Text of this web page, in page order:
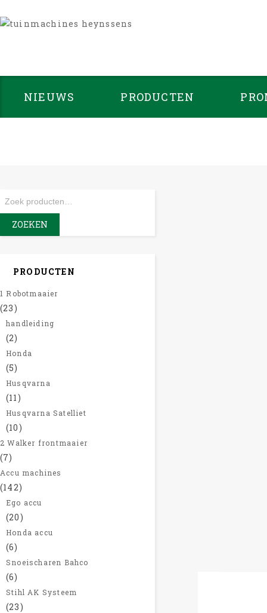
NIEUWS PRODUCTEN
ZOEKEN
PRODUCTEN
1 Robotmaaier
(23)
handleiding
(2)
Honda
(5)
Husqvarna
(11)
Husqvarna Satelliet
(10)
2 Walker frontmaaier
(7)
Accu machines
(142)
Ego accu
(20)
Honda accu
(6)
Snoeischaren Bahco
(6)
Stihl AK Systeem
(23)